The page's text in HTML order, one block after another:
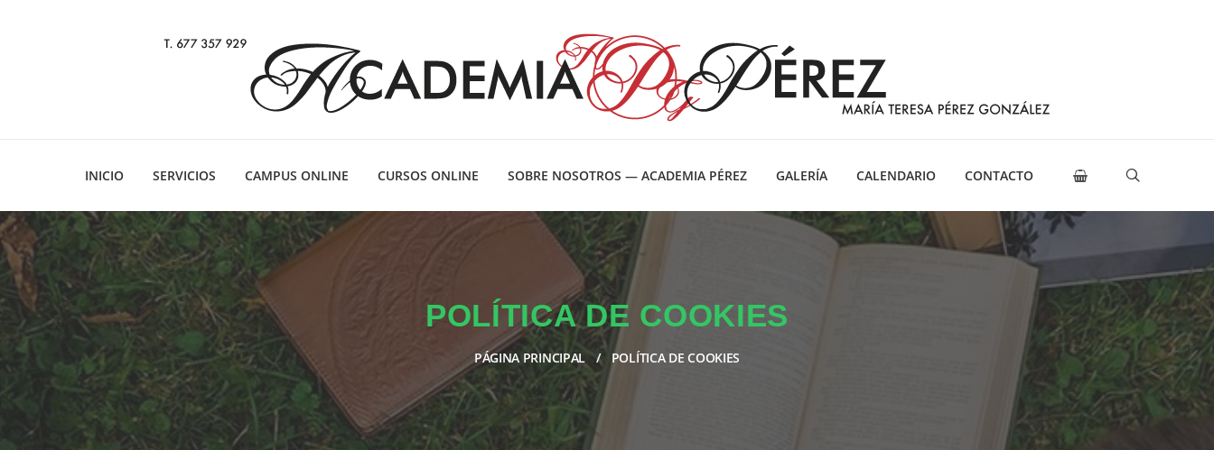
INICIO SERVICIOS CAMPUS ONLINE CURSOS ONLINE SOBRE NOSOTROS — ACADEMIA PÉREZ GALERÍA CALENDARIO CONTACTO
POLÍTICA DE COOKIES
PÁGINA PRINCIPAL POLÍTICA DE COOKIES